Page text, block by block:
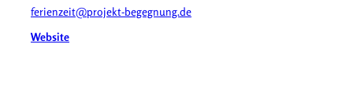
ferienzeit@projekt-begegnung.de
Website